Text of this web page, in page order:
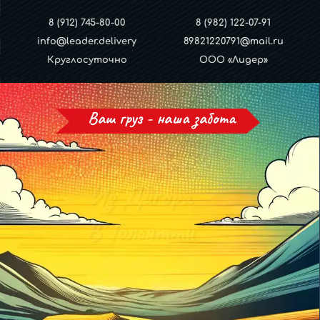
8 (912) 745-80-00 8 (982) 122-07-91
info@leader.delivery 89821220791@mail.ru
Круглосуточно ООО «Лидер»
Ваш груз - наша забота
Грузоперевозки
Из Дигора
В Тольятти
И обратно!